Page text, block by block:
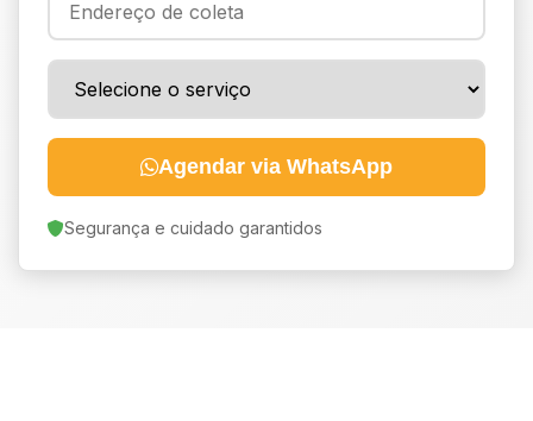
Agendar via WhatsApp
Segurança e cuidado garantidos